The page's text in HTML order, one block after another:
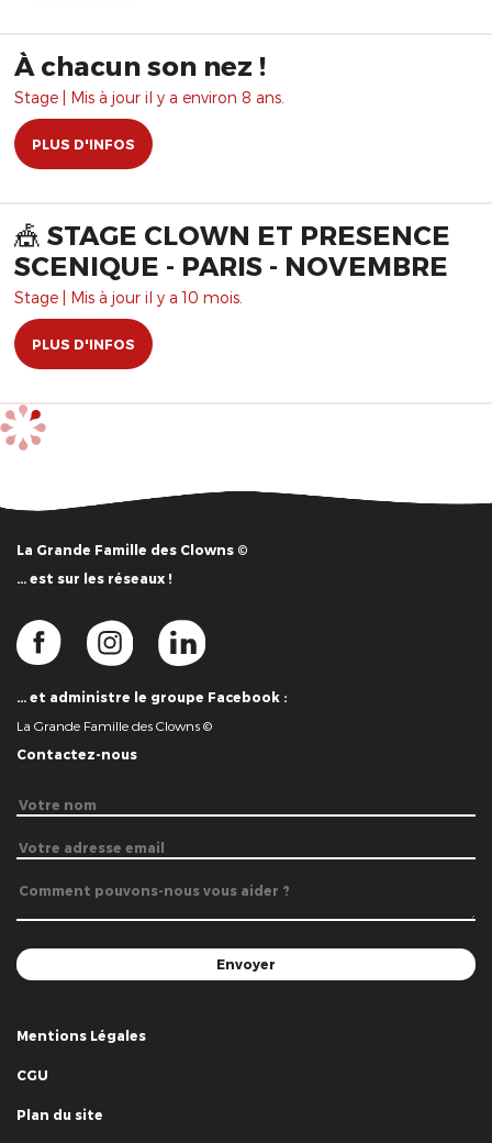
À chacun son nez !
Stage | Mis à jour il y a environ 8 ans.
PLUS D'INFOS
🎪 STAGE CLOWN ET PRESENCE
SCENIQUE - PARIS - NOVEMBRE
Stage | Mis à jour il y a 10 mois.
PLUS D'INFOS
La Grande Famille des Clowns ©
… est sur les réseaux !
… et administre le groupe Facebook :
La Grande Famille des Clowns ©
Contactez-nous
Mentions Légales
CGU
Plan du site